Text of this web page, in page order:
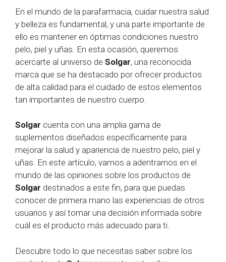
En el mundo de la parafarmacia, cuidar nuestra salud
y belleza es fundamental, y una parte importante de
ello es mantener en óptimas condiciones nuestro
pelo, piel y uñas. En esta ocasión, queremos
acercarte al universo de Solgar, una reconocida
marca que se ha destacado por ofrecer productos
de alta calidad para el cuidado de estos elementos
tan importantes de nuestro cuerpo.
Solgar cuenta con una amplia gama de
suplementos diseñados específicamente para
mejorar la salud y apariencia de nuestro pelo, piel y
uñas. En este artículo, vamos a adentrarnos en el
mundo de las opiniones sobre los productos de
Solgar destinados a este fin, para que puedas
conocer de primera mano las experiencias de otros
usuarios y así tomar una decisión informada sobre
cuál es el producto más adecuado para ti.
Descubre todo lo que necesitas saber sobre los